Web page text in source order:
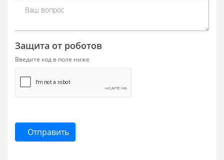
Защита от роботов
Введите код в поле ниже
Отправить